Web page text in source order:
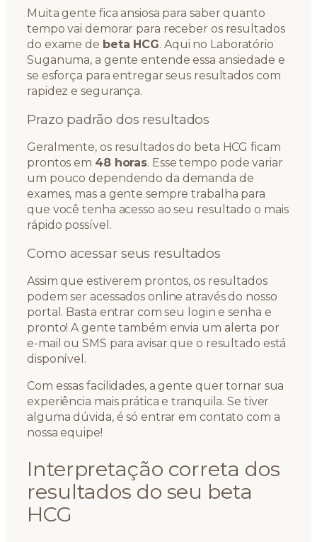
Muita gente fica ansiosa para saber quanto
tempo vai demorar para receber os resultados
do exame de beta HCG. Aqui no Laboratório
Suganuma, a gente entende essa ansiedade e
se esforça para entregar seus resultados com
rapidez e segurança.
Prazo padrão dos resultados
Geralmente, os resultados do beta HCG ficam
prontos em 48 horas. Esse tempo pode variar
um pouco dependendo da demanda de
exames, mas a gente sempre trabalha para
que você tenha acesso ao seu resultado o mais
rápido possível.
Como acessar seus resultados
Assim que estiverem prontos, os resultados
podem ser acessados online através do nosso
portal. Basta entrar com seu login e senha e
pronto! A gente também envia um alerta por
e-mail ou SMS para avisar que o resultado está
disponível.
Com essas facilidades, a gente quer tornar sua
experiência mais prática e tranquila. Se tiver
alguma dúvida, é só entrar em contato com a
nossa equipe!
Interpretação correta dos
resultados do seu beta
HCG